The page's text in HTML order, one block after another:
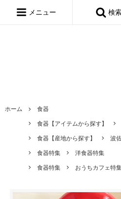
{dataLayer.push(arguments);}
メニュー 検
ホーム
食器
食器【アイテムから探す】
食器【産地から探す】
波
食器特集
洋食器特集
食器特集
おうちカフェ特